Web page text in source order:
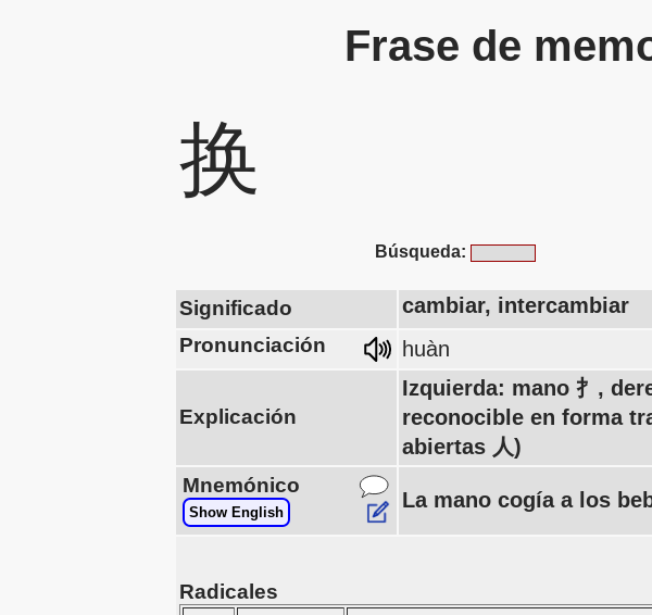
Frase de
换
Búsqueda:
Significado cambiar, intercambiar
Pronunciación huàn
Explicación
Izquierda: mano 扌,
reconocible en forma
abiertas 人)
Mnemónico
Show English
La mano cogía a los
Radicales